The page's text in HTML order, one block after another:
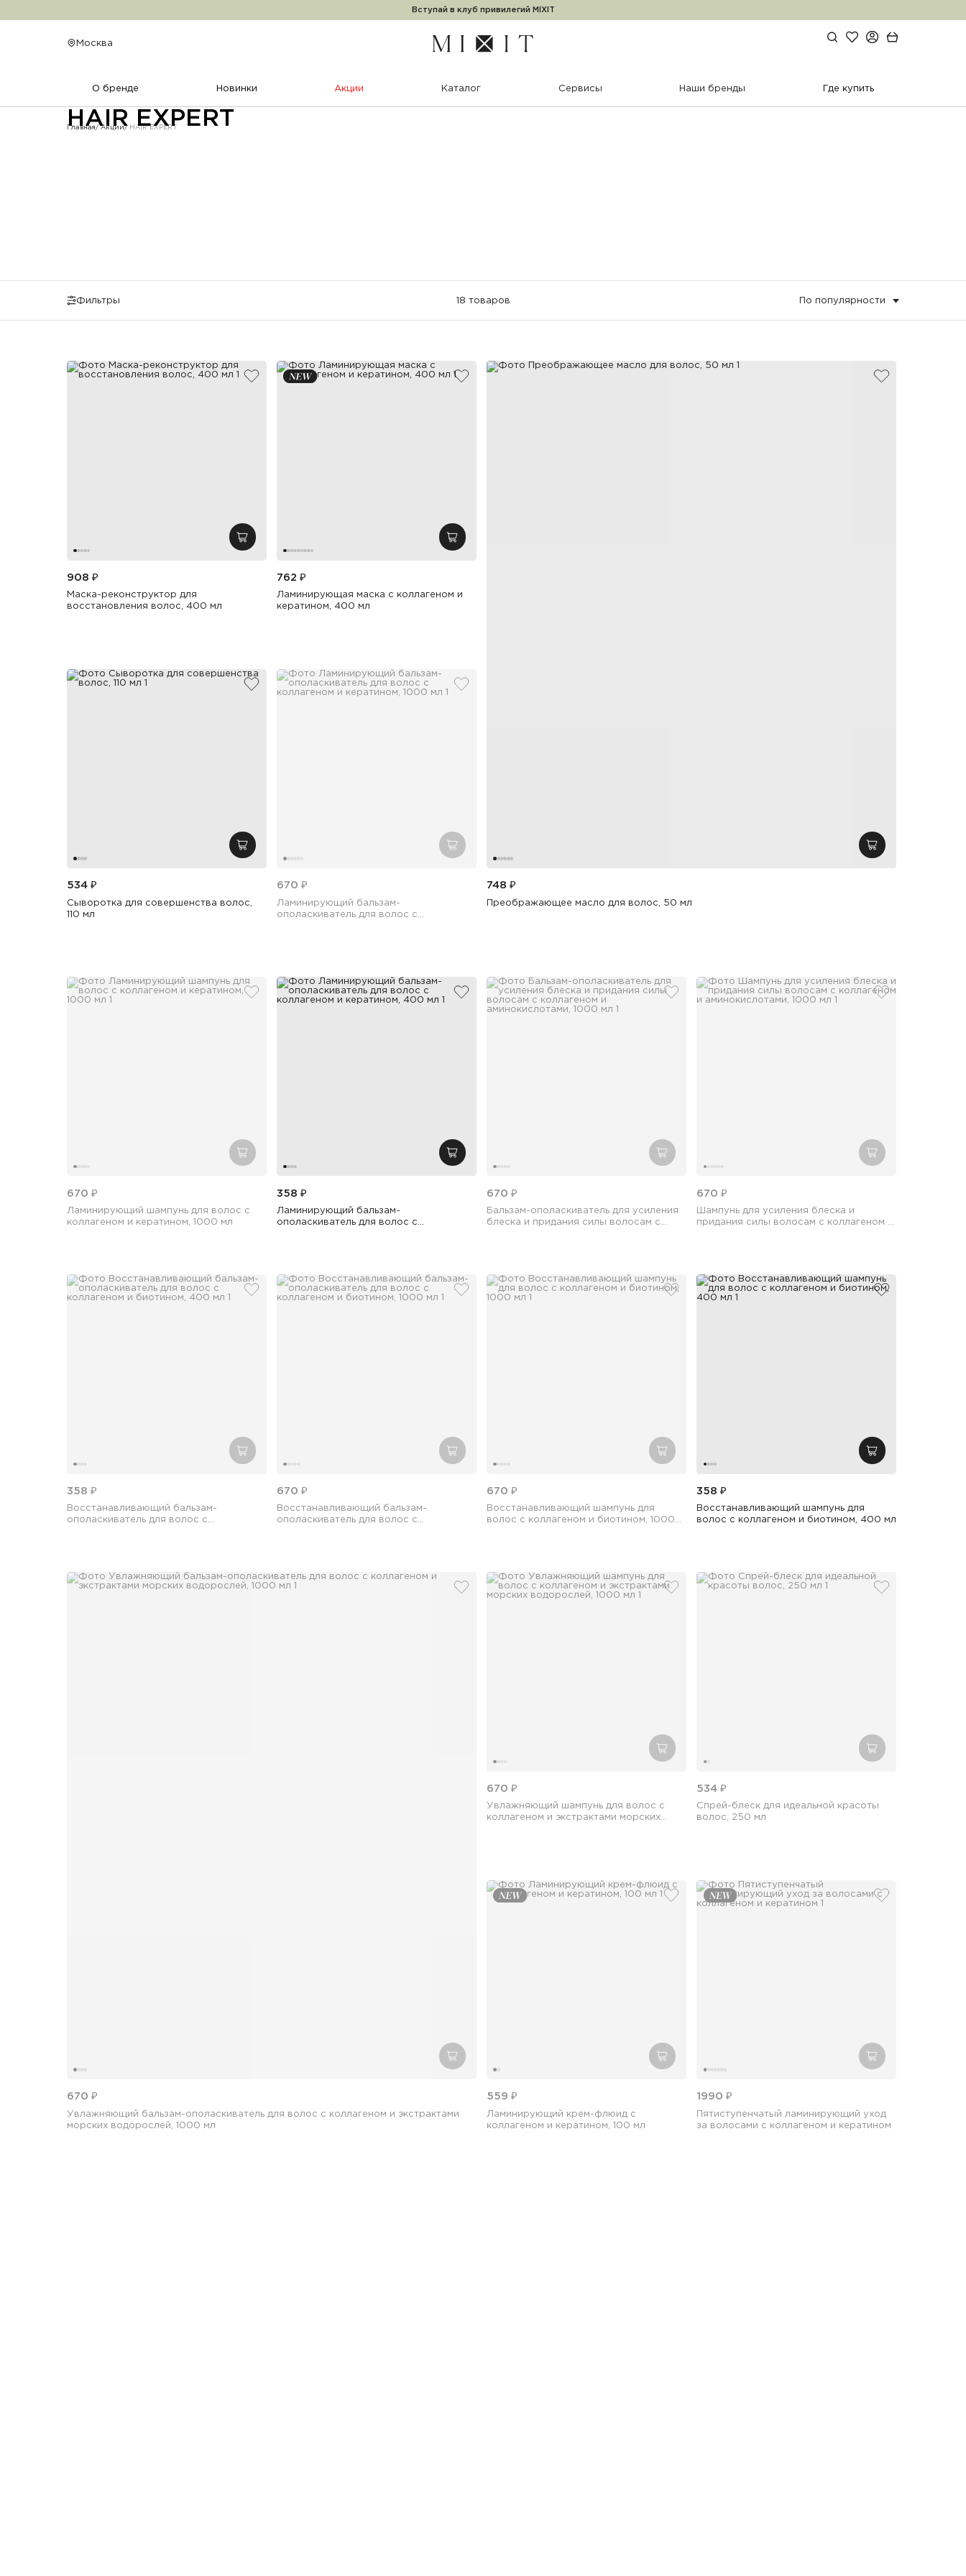
Вступай в клуб привилегий MIXIT
Москва Избранное
Личный кабинет
О бренде Новинки Акции Каталог Сервисы Наши бренды Где купить
Главная Акции HAIR EXPERT
HAIR EXPERT
Фильтры 18 товаров По популярности
добавить в избранное
добавить в корзину
908 ₽
Маска-реконструктор для
восстановления волос, 400 мл
добавить в избранное
добавить в корзину
762 ₽
Ламинирующая маска с коллагеном и
кератином, 400 мл
добавить в
добавить в
748 ₽
Преображающее масло для волос, 50 мл
добавить в избранное
добавить в корзину
534 ₽
Сыворотка для совершенства волос,
110 мл
добавить в избранное
добавить в корзину
670 ₽
Ламинирующий бальзам-
ополаскиватель для волос с
добавить в избранное
добавить в корзину
670 ₽
Ламинирующий шампунь для волос с
коллагеном и кератином, 1000 мл
добавить в избранное
добавить в корзину
358 ₽
Ламинирующий бальзам-
ополаскиватель для волос с
добавить в избранное
добавить в корзину
670 ₽
Бальзам-ополаскиватель для усиления
блеска и придания силы волосам с
добавить в
добавить в
670 ₽
Шампунь для усиления блеска и
придания силы волосам с коллагеном и
добавить в избранное
добавить в корзину
358 ₽
Восстанавливающий бальзам-
ополаскиватель для волос с
добавить в избранное
добавить в корзину
670 ₽
Восстанавливающий бальзам-
ополаскиватель для волос с
добавить в избранное
добавить в корзину
670 ₽
Восстанавливающий шампунь для
волос с коллагеном и биотином, 1000
добавить в
добавить в
358 ₽
Восстанавливающий шампунь для
волос с коллагеном и биотином, 400 мл
добавить в избранное
добавить в корзину
670 ₽
Увлажняющий бальзам-ополаскиватель для волос с коллагеном и экстрактами
морских водорослей, 1000 мл
добавить в избранное
добавить в корзину
670 ₽
Увлажняющий шампунь для волос с
коллагеном и экстрактами морских
добавить в
добавить в
534 ₽
Спрей-блеск для идеальной красоты
волос, 250 мл
добавить в избранное
добавить в корзину
559 ₽
Ламинирующий крем-флюид с
коллагеном и кератином, 100 мл
добавить в
добавить в
1990 ₽
Пятиступенчатый ламинирующий уход
за волосами с коллагеном и кератином